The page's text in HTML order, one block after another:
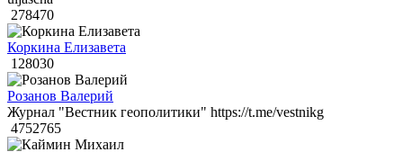
278470
Коркина Елизавета
128030
Розанов Валерий
Журнал "Вестник геополитики" https://t.me/vestnikg
4752765